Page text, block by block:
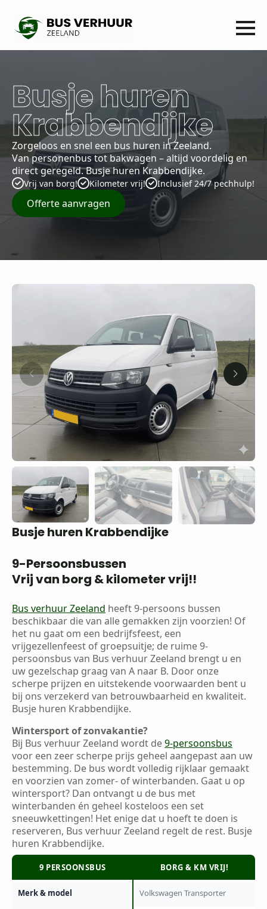
Busje huren
Krabbendijke
Zorgeloos en snel een bus huren in Zeeland.
Van personenbus tot bakwagen – altijd voordelig en
direct geregeld. Busje huren Krabbendijke.
Vrij van borg! Kilometer vrij! Inclusief 24/7 pechhulp!
Offerte aanvragen
Busje huren Krabbendijke
9-Persoonsbussen
Vrij van borg & kilometer vrij!!
Bus verhuur Zeeland heeft 9-persoons bussen
beschikbaar die van alle gemakken zijn voorzien! Of
het nu gaat om een bedrijfsfeest, een
vrijgezellenfeest of groepsuitje; de ruime 9-
persoonsbus van Bus verhuur Zeeland brengt u en
uw gezelschap graag van A naar B. Door onze
scherpe prijzen en uitstekende voorwaarden bent u
bij ons verzekerd van betrouwbaarheid en kwaliteit.
Busje huren Krabbendijke.
Wintersport of zonvakantie?
Bij Bus verhuur Zeeland wordt de9-persoonsbus
voor een zeer scherpe prijs geheel aangepast aan uw
bestemming. De bus wordt volledig rijklaar gemaakt
en voorzien van zomer- of winterbanden. Gaat u op
wintersport? Dan ontvangt u de bus met
winterbanden én geheel kosteloos een set
sneeuwkettingen! Het enige dat u hoeft te doen is
reserveren, Bus verhuur Zeeland regelt de rest. Busje
huren Krabbendijke.
9 PERSOONSBUS BORG & KM VRIJ!
Merk & model Volkswagen Transporter